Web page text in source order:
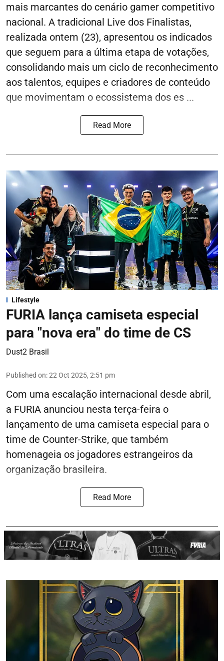
mais marcantes do cenário gamer competitivo
nacional. A tradicional Live dos Finalistas,
realizada ontem (23), apresentou os indicados
que seguem para a última etapa de votações,
consolidando mais um ciclo de reconhecimento
aos talentos, equipes e criadores de conteúdo
que movimentam o ecossistema dos es ...
Read More
Lifestyle
FURIA lança camiseta especial
para "nova era" do time de CS
Dust2 Brasil
Published on:22 Oct 2025, 2:51 pm
Com uma escalação internacional desde abril,
a FURIA anunciou nesta terça-feira o
lançamento de uma camiseta especial para o
time de Counter-Strike, que também
homenageia os jogadores estrangeiros da
organização brasileira.
Read More